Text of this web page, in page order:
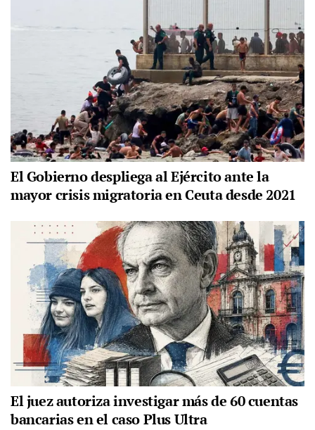
El Gobierno despliega al Ejército ante la
mayor crisis migratoria en Ceuta desde 2021
El juez autoriza investigar más de 60 cuentas
bancarias en el caso Plus Ultra